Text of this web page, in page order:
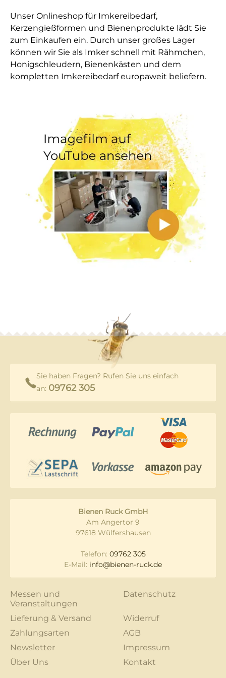
Unser Onlineshop für Imkereibedarf,
Kerzengießformen und Bienenprodukte lädt Sie
zum Einkaufen ein. Durch unser großes Lager
können wir Sie als Imker schnell mit Rähmchen,
Honigschleudern, Bienenkästen und dem
kompletten Imkereibedarf europaweit beliefern.
Sie haben Fragen? Rufen Sie uns einfach
an: 09762 305
Bienen Ruck GmbH
Am Angertor 9
97618 Wülfershausen
Telefon: 09762 305
E-Mail: info@bienen-ruck.de
Messen und
Veranstaltungen
Datenschutz
Lieferung & Versand
Widerruf
Zahlungsarten
AGB
Newsletter
Impressum
Über Uns
Kontakt